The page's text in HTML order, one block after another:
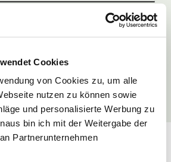
Cookies
von Cookies zu, um alle
nutzen zu können sowie
und personalisierte Werbung zu
bin ich mit der Weitergabe der
Partnerunternehmen
aromatic
from